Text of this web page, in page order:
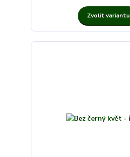
Zvolit variantu